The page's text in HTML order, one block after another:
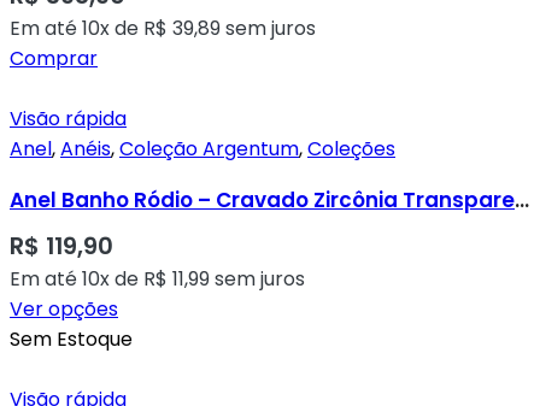
Em até 10x de R$ 39,89sem juros
Comprar
Visão rápida
Anel,Anéis,Coleção Argentum,Coleções
Anel Banho Ródio – Cravado Zircônia Transparente Lateral
R$ 119,90
Em até 10x de R$ 11,99sem juros
Ver opções
Sem Estoque
Visão rápida